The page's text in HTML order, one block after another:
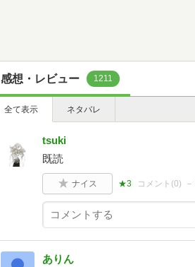
感想・レビュー 1211
全て表示 ネタバレ
tsuki
既読
ナイス ★3 コメント(0)
ありん